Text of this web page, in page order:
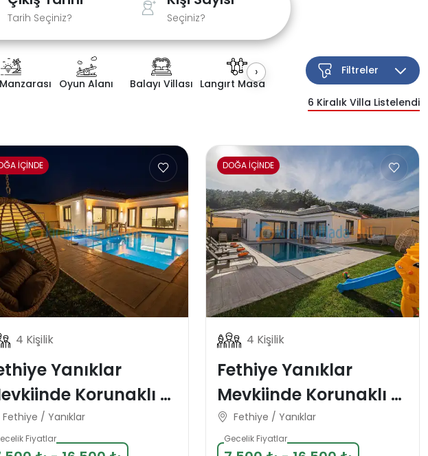
Tarih Seçiniz? Seçiniz?
Oyun Alanı Balayı Villası Langırt Masası Kapalı Havuz Çocuk Havuzu
›
6 Kiralık Villa Listelendi
Filtreler
İÇİNDE
4 Kişilik
Yanıklar
Korunaklı 4
Tatil Villası
Fethiye / Yanıklar
Fiyatlar
DOĞA İÇİNDE
4 Kişilik
Fethiye Yanıklar
Mevkiinde Korunaklı 4
Kişilik Tatil Villası
Fethiye / Yanıklar
Gecelik Fiyatlar